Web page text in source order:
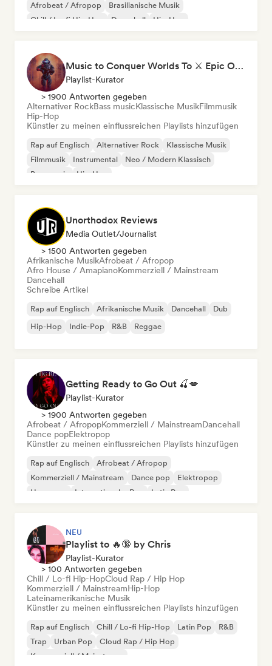
Afrobeat / Afropop
Brasilianische Musik
Chill / Lo-fi Hip-Hop
Dancehall
Hip-Hop
Music to Conquer Worlds To ⚔️ Epic Orchestral, Cinematic & Trailer Music
Playlist-Kurator
> 1900 Antworten gegeben
Alternativer RockBass musicKlassische MusikFilmmusik
Hip-Hop
Künstler zu meinen einflussreichen Playlists hinzufügen
Rap auf Englisch Alternativer Rock
Klassische Musik
Filmmusik
Instrumental
Neo / Modern Klassisch
Bass music
Hip-Hop
Unorthodox Reviews
Media Outlet/Journalist
> 1500 Antworten gegeben
Afrikanische MusikAfrobeat / Afropop
Afro House / AmapianoKommerziell / Mainstream
Dancehall
Schreibe Artikel
Rap auf Englisch Afrikanische Musik Dancehall
Dub
Hip-Hop
Indie-Pop R&B Reggae
Getting Ready to Go Out 🍒💋
Playlist-Kurator
> 1900 Antworten gegeben
Afrobeat / AfropopKommerziell / MainstreamDancehall
Dance popElektropop
Künstler zu meinen einflussreichen Playlists hinzufügen
Rap auf Englisch
Afrobeat / Afropop
Kommerziell / Mainstream
Dance pop
Elektropop
Hyperpop
Internationaler Pop Latin Pop
NEU
Playlist to 🔥🔞 by Chris
Playlist-Kurator
> 100 Antworten gegeben
Chill / Lo-fi Hip-HopCloud Rap / Hip Hop
Kommerziell / MainstreamHip-Hop
Lateinamerikanische Musik
Künstler zu meinen einflussreichen Playlists hinzufügen
Rap auf Englisch Chill / Lo-fi Hip-Hop Latin Pop
R&B
Trap
Urban Pop
Cloud Rap / Hip Hop
Kommerziell / Mainstream